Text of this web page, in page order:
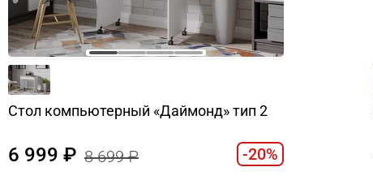
Стол компьютерный «Даймонд» тип 2
6 999 8 699 -20%